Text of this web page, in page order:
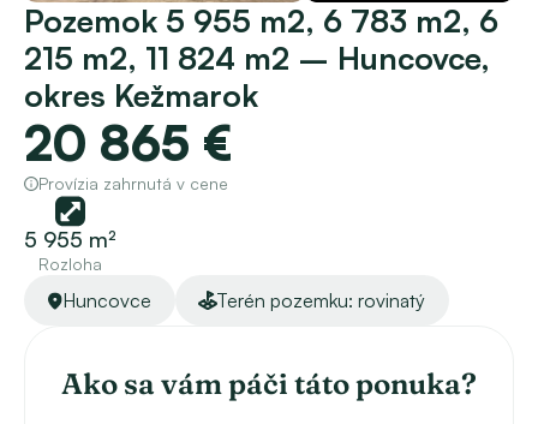
Pozemok 5 955 m2, 6 783 m2, 6
215 m2, 11 824 m2 – Huncovce,
okres Kežmarok
20 865 €
Provízia zahrnutá v cene
5 955 m²
Rozloha
Huncovce Terén pozemku: rovinatý
Ako sa vám páči táto ponuka?